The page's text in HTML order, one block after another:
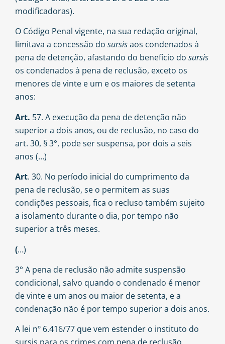
modificadoras).
O Código Penal vigente, na sua redação original,
limitava a concessão do sursisaos condenados à
pena de detenção, afastando do benefício do sursis
os condenados à pena de reclusão, exceto os
menores de vinte e um e os maiores de setenta
anos:
Art. 57. A execução da pena de detenção não
superior a dois anos, ou de reclusão, no caso do
art. 30, § 3°, pode ser suspensa, por dois a seis
anos (…)
Art. 30. No período inicial do cumprimento da
pena de reclusão, se o permitem as suas
condições pessoais, fica o recluso também sujeito
a isolamento durante o dia, por tempo não
superior a três meses.
(…)
3° A pena de reclusão não admite suspensão
condicional, salvo quando o condenado é menor
de vinte e um anos ou maior de setenta, e a
condenação não é por tempo superior a dois anos.
A lei nº 6.416/77 que vem estender o instituto do